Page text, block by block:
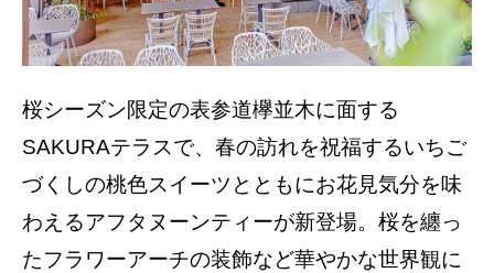
桜シーズン限定の表参道欅並木に面する
SAKURAテラスで、春の訪れを祝福するいちご
づくしの桃色スイーツとともにお花見気分を味
わえるアフタヌーンティーが新登場。桜を纏っ
たフラワーアーチの装飾など華やかな世界観に